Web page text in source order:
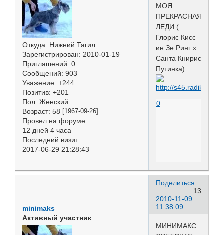
Откуда: Нижний Тагил
Зарегистрирован: 2010-01-19
Приглашений: 0
Сообщений: 903
Уважение: +244
Позитив: +201
Пол: Женский
Возраст: 58 [1967-09-26]
Провел на форуме:
12 дней 4 часа
Последний визит:
2017-06-29 21:28:43
МОЯ
ПРЕКРАСНАЯ
ЛЕДИ (
Глорис Кисс
ин Зе Ринг х
Санта Книрис
Путинка)
0
Поделиться
13
2010-11-09
11:38:09
minimaks
Активный участник
МИНИМАКС